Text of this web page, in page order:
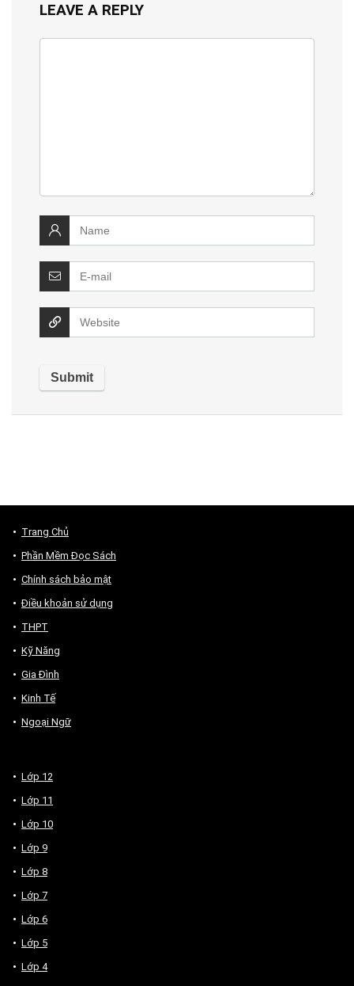
LEAVE A REPLY
Trang Chủ
Phần Mềm Đọc Sách
Chính sách bảo mật
Điều khoản sử dụng
THPT
Kỹ Năng
Gia Đình
Kinh Tế
Ngoại Ngữ
Lớp 12
Lớp 11
Lớp 10
Lớp 9
Lớp 8
Lớp 7
Lớp 6
Lớp 5
Lớp 4